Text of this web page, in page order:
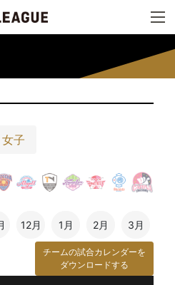
女子
12月 1月 2月 3月
チームの試合カレンダーを
ダウンロードする